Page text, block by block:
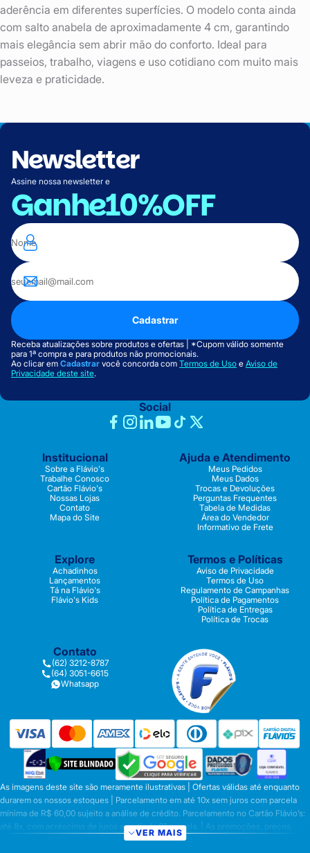
aderência em diferentes superfícies. O modelo conta ainda
com salto anabela de aproximadamente 4 cm, garantindo
mais elegância sem abrir mão do conforto. Ideal para
passeios, trabalho, viagens e uso cotidiano com muito mais
leveza e praticidade.
Newsletter
Assine nossa newsletter e
Ganhe10%OFF
Cadastrar
Receba atualizações sobre produtos e ofertas | *Cupom válido somente
para 1ª compra e para produtos não promocionais.
Ao clicar em Cadastrar você concorda com Termos de Uso e Aviso de
Privacidade deste site.
Social
Institucional
Sobre a Flávio's
Trabalhe Conosco
Cartão Flávio's
Nossas Lojas
Contato
Mapa do Site
Ajuda e Atendimento
Meus Pedidos
Meus Dados
Trocas e Devoluções
Perguntas Frequentes
Tabela de Medidas
Área do Vendedor
Informativo de Frete
Explore
Achadinhos
Lançamentos
Tá na Flávio's
Flávio's Kids
Termos e Políticas
Aviso de Privacidade
Termos de Uso
Regulamento de Campanhas
Política de Pagamentos
Política de Entregas
Política de Trocas
Contato
(62) 3212-8787
(64) 3051-6615
Whatsapp
As imagens deste site são meramente ilustrativas | Ofertas válidas até enquanto
durarem os nossos estoques | Parcelamento em até 10x sem juros com parcela
mínima de R$ 60,00 sujeito a análise de crédito. Parcelamento no Cartão Flávio’s:
até 8x, com acréscimo de juros a partir da 6ª parcela. | As promoções, preços,
parcelamentos e condições de pagamento são válidas apenas para compras
VER MAIS